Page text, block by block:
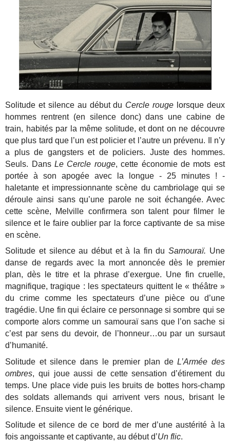
Solitude et silence au début du Cercle rouge lorsque deux
hommes rentrent (en silence donc) dans une cabine de
train, habités par la même solitude, et dont on ne découvre
que plus tard que l’un est policier et l’autre un prévenu. Il n’y
a plus de gangsters et de policiers. Juste des hommes.
Seuls. Dans Le Cercle rouge, cette économie de mots est
portée à son apogée avec la longue - 25 minutes ! -
haletante et impressionnante scène du cambriolage qui se
déroule ainsi sans qu’une parole ne soit échangée. Avec
cette scène, Melville confirmera son talent pour filmer le
silence et le faire oublier par la force captivante de sa mise
en scène.
Solitude et silence au début et à la fin duSamouraï. Une
danse de regards avec la mort annoncée dès le premier
plan, dès le titre et la phrase d’exergue. Une fin cruelle,
magnifique, tragique : les spectateurs quittent le « théâtre »
du crime comme les spectateurs d’une pièce ou d’une
tragédie. Une fin qui éclaire ce personnage si sombre qui se
comporte alors comme un samouraï sans que l’on sache si
c’est par sens du devoir, de l’honneur…ou par un sursaut
d’humanité.
Solitude et silence dans le premier plan deL’Armée des
ombres, qui joue aussi de cette sensation d’étirement du
temps. Une place vide puis les bruits de bottes hors-champ
des soldats allemands qui arrivent vers nous, brisant le
silence. Ensuite vient le générique.
Solitude et silence de ce bord de mer d’une austérité à la
fois angoissante et captivante, au début d’Un flic.